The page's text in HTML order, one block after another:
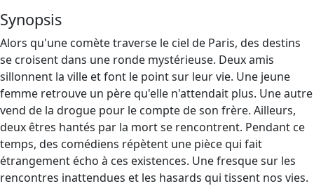
Synopsis
Alors qu'une comète traverse le ciel de Paris, des destins
se croisent dans une ronde mystérieuse. Deux amis
sillonnent la ville et font le point sur leur vie. Une jeune
femme retrouve un père qu'elle n'attendait plus. Une autre
vend de la drogue pour le compte de son frère. Ailleurs,
deux êtres hantés par la mort se rencontrent. Pendant ce
temps, des comédiens répètent une pièce qui fait
étrangement écho à ces existences. Une fresque sur les
rencontres inattendues et les hasards qui tissent nos vies.